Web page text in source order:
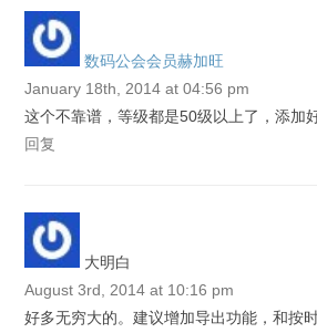
数码公会会员赫加旺
January 18th, 2014 at 04:56 pm
这个不靠谱，等级都是50级以上了，添加
回复
大明白
August 3rd, 2014 at 10:16 pm
好多无穷大的。建议增加导出功能，和按